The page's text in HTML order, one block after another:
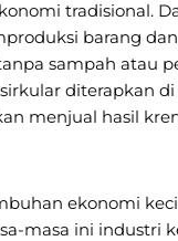
tradisional.
barang
sampah atau
diterapkan
menjual hasil
ekonomi
masa ini industri